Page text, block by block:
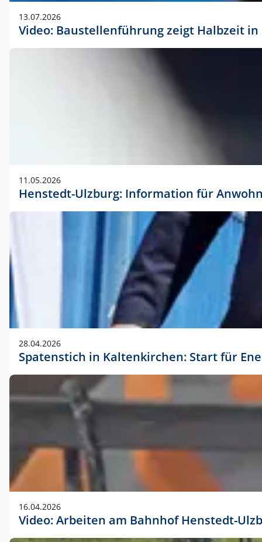
13.07.2026
Video: Baustellenführung zeigt Halbzeit
11.05.2026
Henstedt-Ulzburg: Information für
28.04.2026
Spatenstich in Kaltenkirchen: Start für
16.04.2026
Video: Arbeiten am Bahnhof Henstedt-